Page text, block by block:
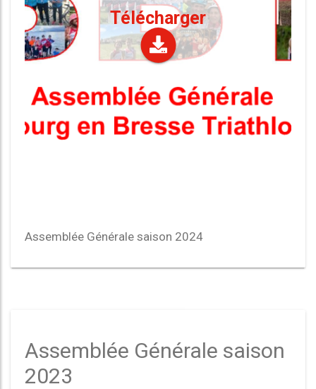
Télécharger
Assemblée Générale saison 2024
Assemblée Générale saison
2023